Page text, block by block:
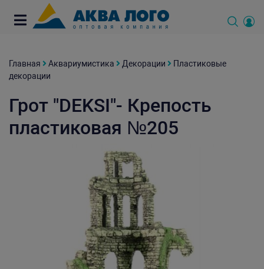
Главная Аквариумистика Декорации
Пластиковые
декорации
Грот "DEKSI"- Крепость
пластиковая №205